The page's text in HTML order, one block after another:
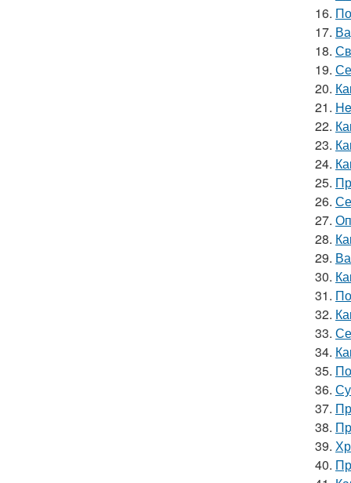
16.
17.
18.
19.
20.
21.
22.
23.
24.
25.
26.
27.
28.
29.
30.
31.
32.
33.
34.
35.
36.
37.
38.
39.
40.